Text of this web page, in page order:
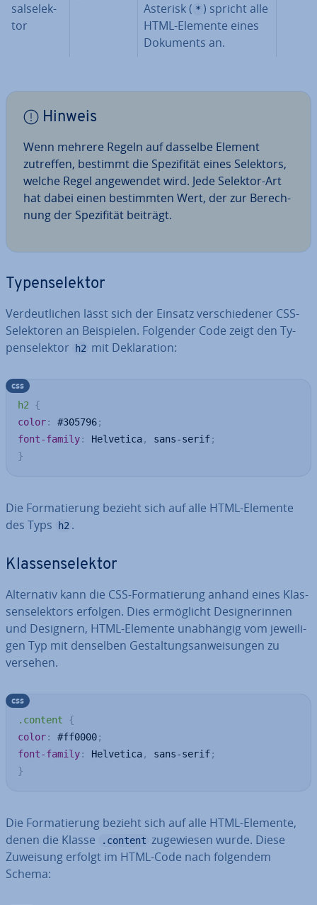
sal­se­lek­
tor
Asterisk ( * ) spricht alle
HTML-Elemente eines
Dokuments an.
Hinweis
Wenn mehrere Regeln auf dasselbe Element
zutreffen, bestimmt die Spe­zi­fi­tät eines Selektors,
welche Regel an­ge­wen­det wird. Jede Selektor-Art
hat dabei einen be­stimm­ten Wert, der zur Be­rech­
nung der Spe­zi­fi­tät beiträgt.
Ty­pen­se­lek­tor
Ver­deut­li­chen lässt sich der Einsatz ver­schie­de­ner CSS-
Se­lek­to­ren an Bei­spie­len. Folgender Code zeigt den Ty­
pen­se­lek­tor
h2 mit De­kla­ra­ti­on:
h2
{
color: #305796;
font-family: Helvetica, sans-serif;
}
css
Die For­ma­tie­rung bezieht sich auf alle HTML-Elemente
des Typs
h2 .
Klas­sen­se­lek­tor
Al­ter­na­tiv kann die CSS-For­ma­tie­rung anhand eines Klas­
sen­se­lek­tors erfolgen. Dies er­mög­licht De­si­gne­rin­nen
und Designern, HTML-Elemente un­ab­hän­gig vom je­wei­li­
gen Typ mit denselben Ge­stal­tungs­an­wei­sun­gen zu
versehen.
.content
{
color: #ff0000;
font-family: Helvetica, sans-serif;
}
css
Die For­ma­tie­rung bezieht sich auf alle HTML-Elemente,
denen die Klasse
.content zu­ge­wie­sen wurde. Diese
Zuweisung erfolgt im HTML-Code nach folgendem
Schema: